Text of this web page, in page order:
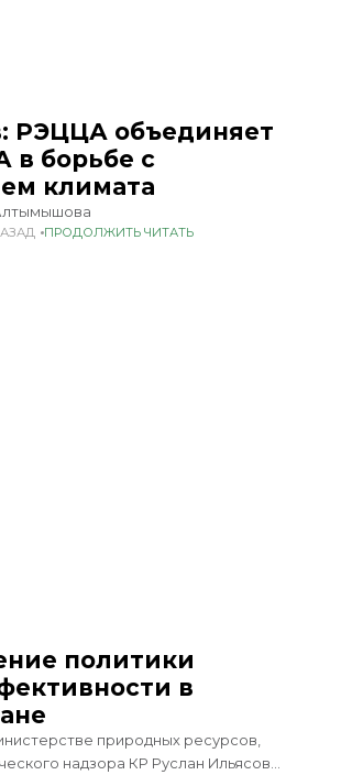
РЭЦЦА объединяет
в борьбе с
климата
ПРОДОЛЖИТЬ ЧИТАТЬ
политики
в
природных ресурсов,
надзора КР Руслан Ильясов